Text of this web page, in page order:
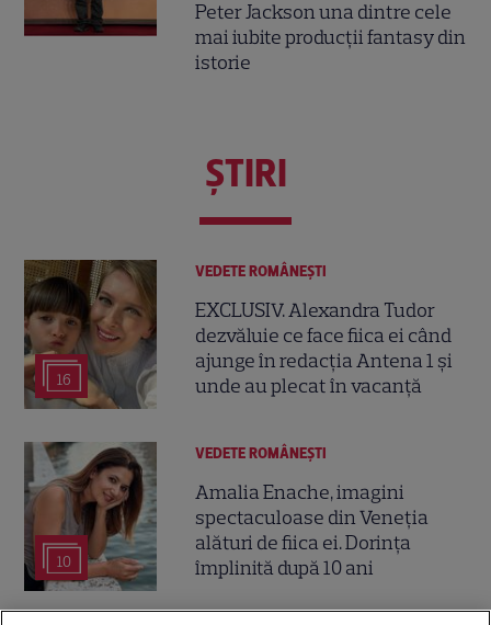
Peter Jackson una dintre cele
mai iubite producții fantasy din
istorie
ŞTIRI
16
VEDETE ROMÂNEŞTI
EXCLUSIV. Alexandra Tudor
dezvăluie ce face fiica ei când
ajunge în redacția Antena 1 și
unde au plecat în vacanță
10
VEDETE ROMÂNEŞTI
Amalia Enache, imagini
spectaculoase din Veneția
alături de fiica ei. Dorința
împlinită după 10 ani